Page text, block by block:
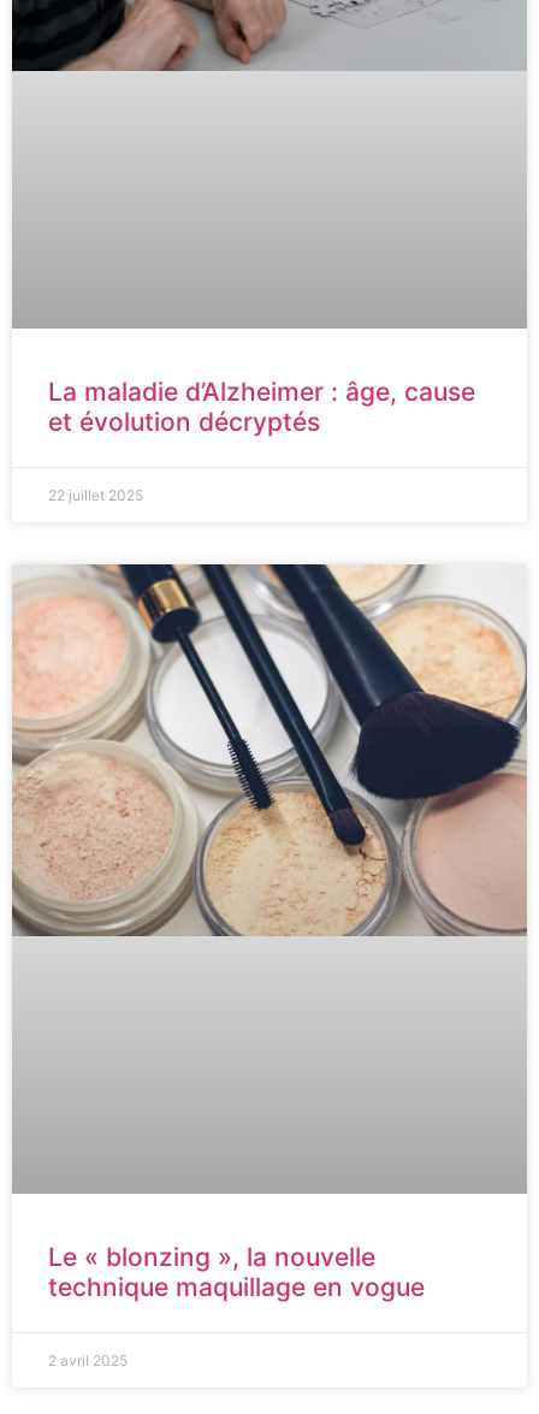
La maladie d’Alzheimer : âge, cause
et évolution décryptés
22 juillet 2025
Le « blonzing », la nouvelle
technique maquillage en vogue
2 avril 2025